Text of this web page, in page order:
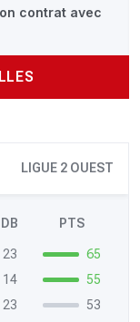
contrat avec
LIGUE 2 OUEST
DB PTS
23
65
14
55
23
53